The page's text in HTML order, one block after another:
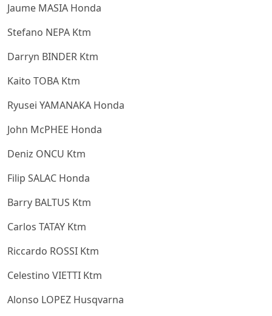
Jaume MASIA Honda
Stefano NEPA Ktm
Darryn BINDER Ktm
Kaito TOBA Ktm
Ryusei YAMANAKA Honda
John McPHEE Honda
Deniz ONCU Ktm
Filip SALAC Honda
Barry BALTUS Ktm
Carlos TATAY Ktm
Riccardo ROSSI Ktm
Celestino VIETTI Ktm
Alonso LOPEZ Husqvarna